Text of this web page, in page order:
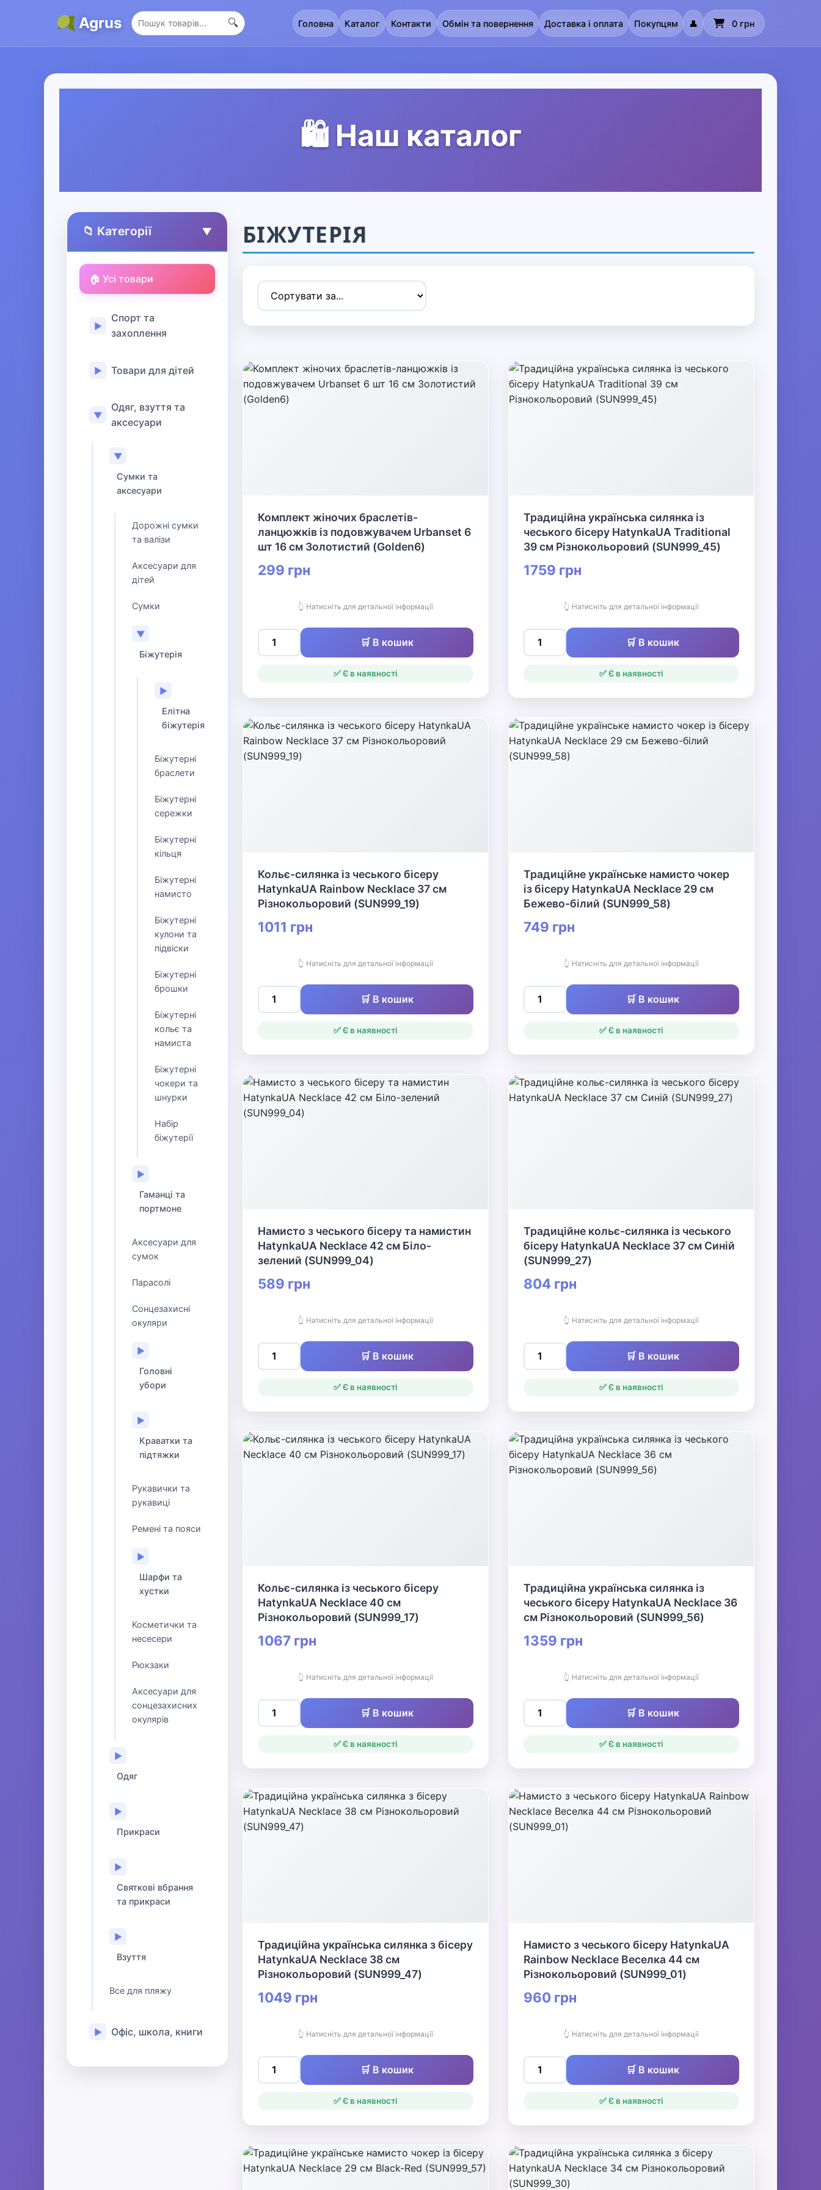
Agrus 🔍 Головна Каталог Контакти Обмін та повернення Доставка і оплата Покупцям 👤 0 грн
🛍️ Наш каталог
📁 Категорії ▲
🏠 Усі товари
▶
Спорт та
захоплення
▶ Товари для дітей
▼
Одяг, взуття та
аксесуари
▼
Сумки та
аксесуари
Дорожні сумки
та валізи
Аксесуари для
дітей
Сумки
▼
Біжутерія
▶
Елітна
біжутерія
Біжутерні
браслети
Біжутерні
сережки
Біжутерні
кільця
Біжутерні
намисто
Біжутерні
кулони та
підвіски
Біжутерні
брошки
Біжутерні
кольє та
намиста
Біжутерні
чокери та
шнурки
Набір
біжутерії
▶
Гаманці та
портмоне
Аксесуари для
сумок
Парасолі
Сонцезахисні
окуляри
▶
Головні
убори
▶
Краватки та
підтяжки
Рукавички та
рукавиці
Ремені та пояси
▶
Шарфи та
хустки
Косметички та
несесери
Рюкзаки
Аксесуари для
сонцезахисних
окулярів
▶
Одяг
▶
Прикраси
▶
Святкові вбрання
та прикраси
▶
Взуття
Все для пляжу
▶ Офіс, школа, книги
БІЖУТЕРІЯ
Комплект жіночих браслетів-
ланцюжків із подовжувачем Urbanset 6
шт 16 см Золотистий (Golden6)
299 грн
👆 Натисніть для детальної інформації
🛒 В кошик
✅ Є в наявності
Традиційна українська силянка із
чеського бісеру HatynkaUA Traditional
39 см Різнокольоровий (SUN999_45)
1759 грн
👆 Натисніть для детальної інформації
🛒 В кошик
✅ Є в наявності
Кольє-силянка із чеського бісеру
HatynkaUA Rainbow Necklace 37 см
Різнокольоровий (SUN999_19)
1011 грн
👆 Натисніть для детальної інформації
🛒 В кошик
✅ Є в наявності
Традиційне українське намисто чокер
із бісеру HatynkaUA Necklace 29 см
Бежево-білий (SUN999_58)
749 грн
👆 Натисніть для детальної інформації
🛒 В кошик
✅ Є в наявності
Намисто з чеського бісеру та намистин
HatynkaUA Necklace 42 см Біло-
зелений (SUN999_04)
589 грн
👆 Натисніть для детальної інформації
🛒 В кошик
✅ Є в наявності
Традиційне кольє-силянка із чеського
бісеру HatynkaUA Necklace 37 см Синій
(SUN999_27)
804 грн
👆 Натисніть для детальної інформації
🛒 В кошик
✅ Є в наявності
Кольє-силянка із чеського бісеру
HatynkaUA Necklace 40 см
Різнокольоровий (SUN999_17)
1067 грн
👆 Натисніть для детальної інформації
🛒 В кошик
✅ Є в наявності
Традиційна українська силянка із
чеського бісеру HatynkaUA Necklace 36
см Різнокольоровий (SUN999_56)
1359 грн
👆 Натисніть для детальної інформації
🛒 В кошик
✅ Є в наявності
Традиційна українська силянка з бісеру
HatynkaUA Necklace 38 см
Різнокольоровий (SUN999_47)
1049 грн
👆 Натисніть для детальної інформації
🛒 В кошик
✅ Є в наявності
Намисто з чеського бісеру HatynkaUA
Rainbow Necklace Веселка 44 см
Різнокольоровий (SUN999_01)
960 грн
👆 Натисніть для детальної інформації
🛒 В кошик
✅ Є в наявності